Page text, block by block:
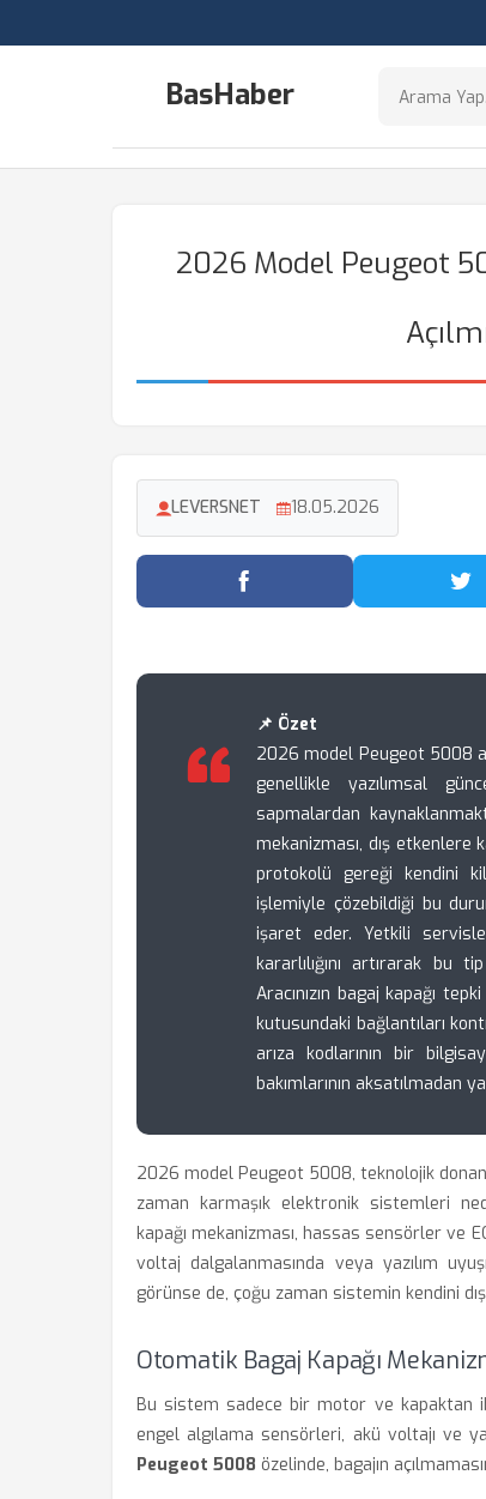
BasHaber
2026 Model Peugeot
LEVERSNET 18.05.2026
Facebook'ta Paylaş
📌 Özet
2026 model Peugeot 5008
genellikle yazılımsal
sapmalardan
mekanizması, dış etkenlere
protokolü gereği kendini
işlemiyle çözebildiği bu
işaret eder. Yetkili
kararlılığını artırarak bu
Aracınızın bagaj kapağı
kutusundaki bağlantıları
arıza kodlarının bir
bakımlarının aksatılmadan
2026 model Peugeot 5008, teknolojik
zaman karmaşık elektronik sistemleri
kapağı mekanizması, hassas sensörler ve
voltaj dalgalanmasında veya yazılım
görünse de, çoğu zaman sistemin kendini
Otomatik Bagaj Kapağı
Bu sistem sadece bir motor ve kapaktan
engel algılama sensörleri, akü voltajı ve
Peugeot 5008 özelinde, bagajın